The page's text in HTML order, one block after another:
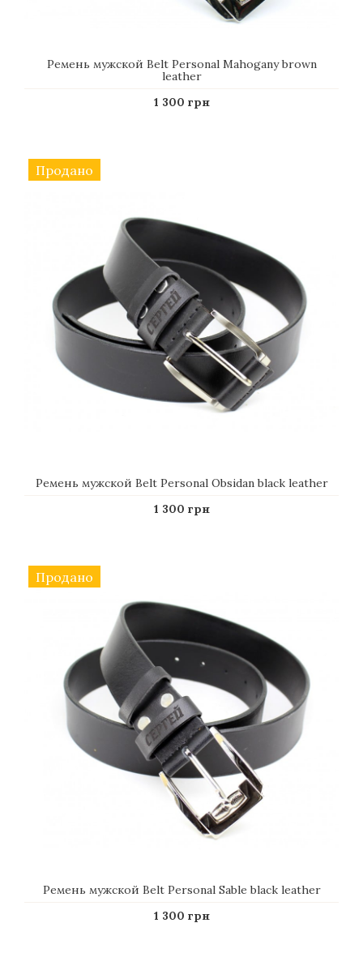
Ремень мужской Belt Personal Mahogany brown
leather
1 300 грн
Продано
Ремень мужской Belt Personal Obsidan black leather
1 300 грн
Продано
Ремень мужской Belt Personal Sable black leather
1 300 грн